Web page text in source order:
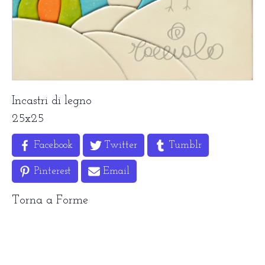
Incastri di legno
25x25
Facebook Twitter Tumblr
Pinterest Email
Torna a Forme